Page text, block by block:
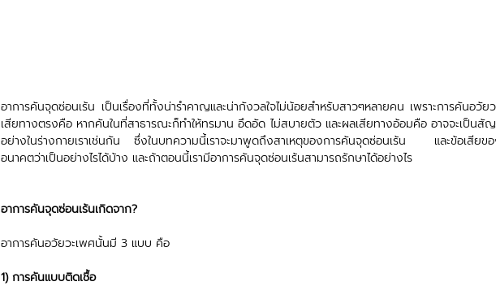
อาการคันจุดซ่อนเร้น เป็นเรื่องที่ทั้งน่ารำคาญและน่ากังวลใจไม่น้อยสำหรับสาวๆหลายคน เพราะการคันอวั
เสียทางตรงคือ หากคันในที่สาธารณะก็ทำให้ทรมาน อึดอัด ไม่สบายตัว และผลเสียทางอ้อมคือ อาจจะเป็นสั
อย่างในร่างกายเราเช่นกัน ซึ่งในบทความนี้เราจะมาพูดถึงสาเหตุของการคันจุดซ่อนเร้น  และข้อเสียขอ
อนาคตว่าเป็นอย่างไรได้บ้าง และถ้าตอนนี้เรามีอาการคันจุดซ่อนเร้นสามารถรักษาได้อย่างไร
อาการคันจุดซ่อนเร้นเกิดจาก?
อาการคันอวัยวะเพศนั้นมี 3 แบบ คือ
1) การคันแบบติดเชื้อ